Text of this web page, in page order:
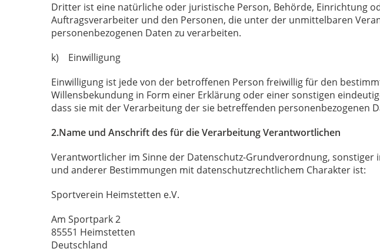
Dritter ist eine natürliche oder juristische Person, Behörde, Einrichtung
Auftragsverarbeiter und den Personen, die unter der unmittelbaren
personenbezogenen Daten zu verarbeiten.
k) Einwilligung
Einwilligung ist jede von der betroffenen Person freiwillig für den
Willensbekundung in Form einer Erklärung oder einer sonstigen
dass sie mit der Verarbeitung der sie betreffenden personenbezogenen
2.Name und Anschrift des für die Verarbeitung Verantwortlichen
Verantwortlicher im Sinne der Datenschutz-Grundverordnung,
und anderer Bestimmungen mit datenschutzrechtlichem Charakter ist:
Sportverein Heimstetten e.V.
Am Sportpark 2
85551 Heimstetten
Deutschland